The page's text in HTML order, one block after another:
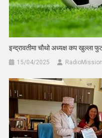
इन्द्रावतीमा चौथो अध्यक्ष कप खुल्ला
15/04/2025 RadioMission